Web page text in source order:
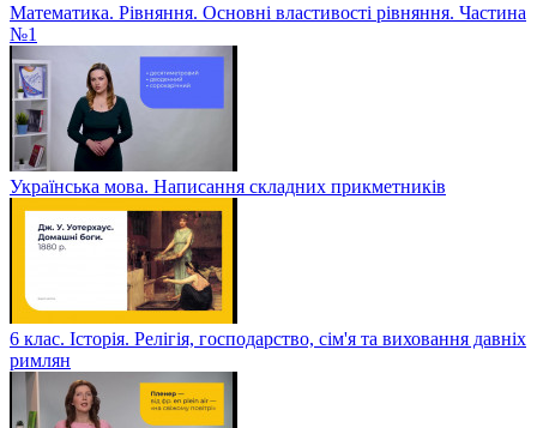
Математика. Рівняння. Основні властивості рівняння. Частина
№1
Українська мова. Написання складних прикметників
6 клас. Історія. Релігія, господарство, сім'я та виховання давніх
римлян